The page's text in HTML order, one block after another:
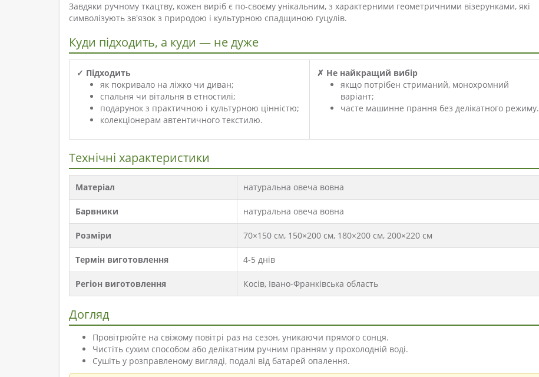
Завдяки ручному ткацтву, кожен виріб є по-своєму унікальним, з характерними геометричними візерунками, які
символізують зв'язок з природою і культурною спадщиною гуцулів.
Куди підходить, а куди — не дуже
✓ Підходить
як покривало на ліжко чи диван;
спальня чи вітальня в етностилі;
подарунок з практичною і культурною цінністю;
колекціонерам автентичного текстилю.
✗ Не найкращий вибір
якщо потрібен стриманий, монохромний
варіант;
часте машинне прання без делікатного режиму.
Технічні характеристики
Матеріал натуральна овеча вовна
Барвники натуральна овеча вовна
Розміри 70×150 см, 150×200 см, 180×200 см, 200×220 см
Термін виготовлення 4-5 днів
Регіон виготовлення Косів, Івано-Франківська область
Догляд
Провітрюйте на свіжому повітрі раз на сезон, уникаючи прямого сонця.
Чистіть сухим способом або делікатним ручним пранням у прохолодній воді.
Сушіть у розправленому вигляді, подалі від батарей опалення.